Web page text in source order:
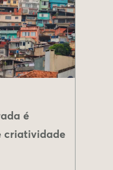
é
criatividade